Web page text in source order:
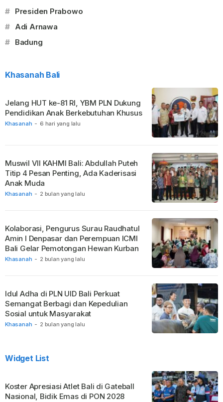
# Presiden Prabowo
# Adi Arnawa
# Badung
Khasanah Bali
Khasanah - 6 hari yang lalu
Jelang HUT ke-81 RI, YBM PLN Dukung
Pendidikan Anak Berkebutuhan Khusus
Khasanah - 2 bulan yang lalu
Muswil VII KAHMI Bali: Abdullah Puteh
Titip 4 Pesan Penting, Ada Kaderisasi
Anak Muda
Khasanah - 2 bulan yang lalu
Kolaborasi, Pengurus Surau Raudhatul
Amin I Denpasar dan Perempuan ICMI
Bali Gelar Pemotongan Hewan Kurban
Khasanah - 2 bulan yang lalu
Idul Adha di PLN UID Bali Perkuat
Semangat Berbagi dan Kepedulian
Sosial untuk Masyarakat
Widget List
Koster Apresiasi Atlet Bali di Gateball
Nasional, Bidik Emas di PON 2028